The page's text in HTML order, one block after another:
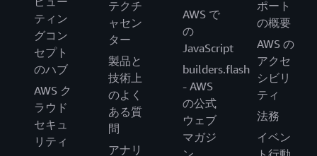
ティン
グコン
セプト
のハブ
AWS ク
ラウド
セキュ
リティ
テクチ
ャセン
ター
製品と
技術上
のよく
ある質
問
アナリ
AWS で
の
JavaScript
builders.flash
- AWS
の公式
ウェブ
マガジ
ポート
の概要
AWS の
アクセ
シビリ
ティ
法務
イベン